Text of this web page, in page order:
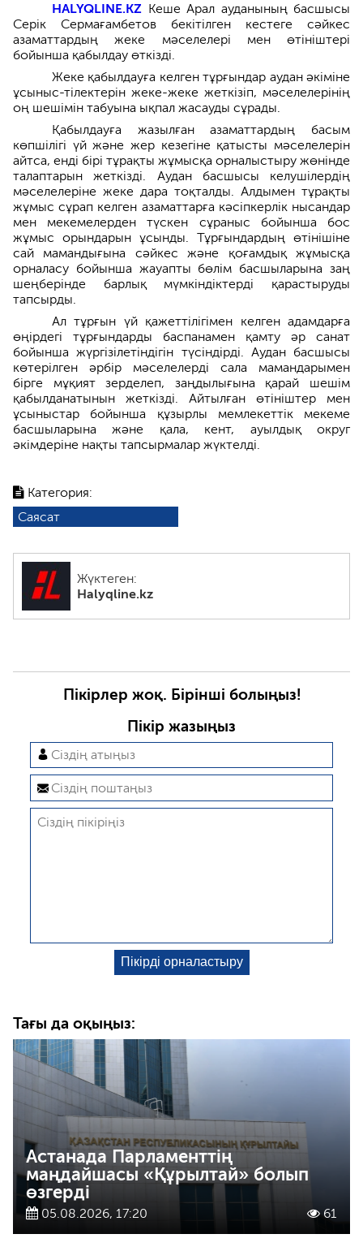
Категория:
Саясат
Жүктеген:
Halyqline.kz
HALYQLINE.KZ Кеше Арал ауданының басшысы
Серік Сермағамбетов бекітілген кестеге сәйкес
азаматтардың жеке мәселелері мен өтініштері
бойынша қабылдау өткізді.
Жеке қабылдауға келген тұрғындар аудан әкіміне
ұсыныс-тiлектерiн жеке-жеке жеткізіп, мәселелерiнiң
оң шешiмiн табуына ықпал жасауды сұрады.
Қабылдауға жазылған азаматтардың басым
көпшілігі үй және жер кезегіне қатысты мәселелерін
айтса, енді бірі тұрақты жұмысқа орналыстыру жөнінде
талаптарын жеткізді. Аудан басшысы келушілердің
мәселелеріне жеке дара тоқталды. Алдымен тұрақты
жұмыс сұрап келген азаматтарға кәсіпкерлік нысандар
мен мекемелерден түскен сұраныс бойынша бос
жұмыс орындарын ұсынды. Тұрғындардың өтінішіне
сай мамандығына сәйкес және қоғамдық жұмысқа
орналасу бойынша жауапты бөлім басшыларына заң
шеңберінде барлық мүмкіндіктерді қарастыруды
тапсырды.
Ал тұрғын үй қажеттілігімен келген адамдарға
өңірдегі тұрғындарды баспанамен қамту әр санат
бойынша жүргізілетіндігін түсіндірді. Аудан басшысы
көтерілген әрбір мәселелерді сала мамандарымен
бірге мұқият зерделеп, заңдылығына қарай шешім
қабылданатынын жеткізді. Айтылған өтініштер мен
ұсыныстар бойынша құзырлы мемлекеттік мекеме
басшыларына және қала, кент, ауылдық округ
әкімдеріне нақты тапсырмалар жүктелді.
Пікірлер жоқ. Бірінші болыңыз!
Пікір жазыңыз
Тағы да оқыңыз:
Астанада Парламенттің
маңдайшасы «Құрылтай» болып
өзгерді
05.08.2026, 17:20 61